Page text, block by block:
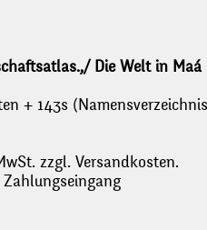
Die Welt in
+ 143s
zzgl. Versandkosten.
Zahlungseingang